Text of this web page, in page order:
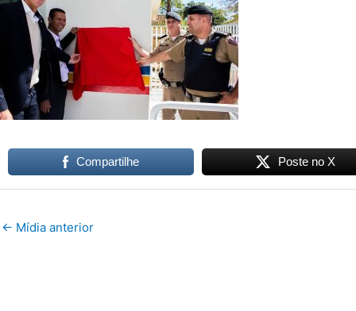
Compartilhe Poste no X
← Mídia anterior